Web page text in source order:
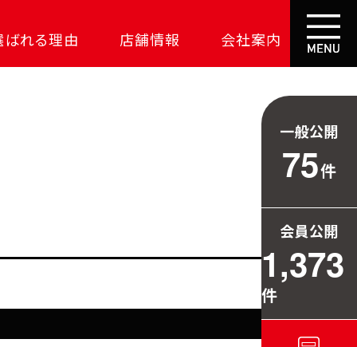
ばれる理由
功の土地探し
店舗情報 会社案内
一般公開
75件
会員公開
1,373
件